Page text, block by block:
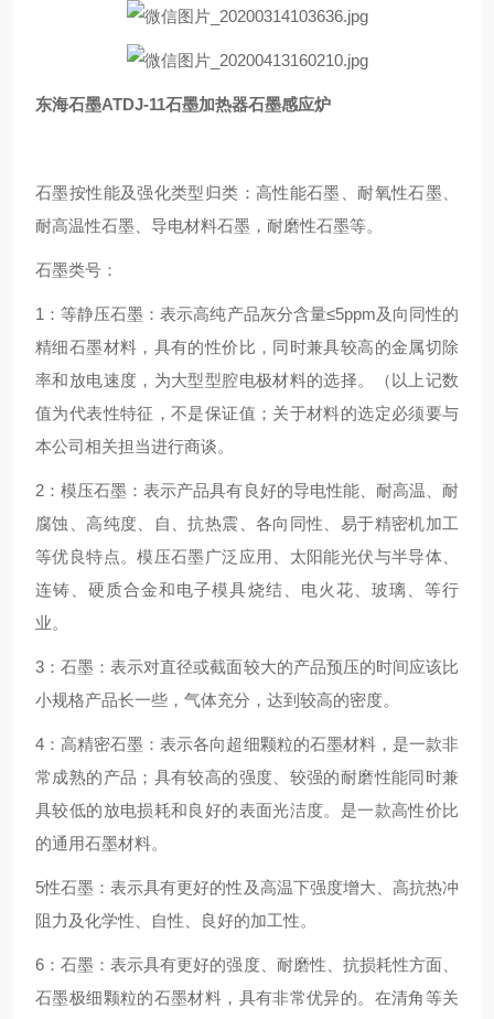
东海石墨ATDJ-11石墨加热器石墨感应炉
石墨按性能及强化类型归类：高性能石墨、耐氧性石墨、
耐高温性石墨、导电材料石墨，耐磨性石墨等。
石墨类号：
1：等静压石墨：表示高纯产品灰分含量≤5ppm及向同性的
精细石墨材料，具有的性价比，同时兼具较高的金属切除
率和放电速度，为大型型腔电极材料的选择。（以上记数
值为代表性特征，不是保证值；关于材料的选定必须要与
本公司相关担当进行商谈。
2：模压石墨：表示产品具有良好的导电性能、耐高温、耐
腐蚀、高纯度、自、抗热震、各向同性、易于精密机加工
等优良特点。模压石墨广泛应用、太阳能光伏与半导体、
连铸、硬质合金和电子模具烧结、电火花、玻璃、等行
业。
3：石墨：表示对直径或截面较大的产品预压的时间应该比
小规格产品长一些，气体充分，达到较高的密度。
4：高精密石墨：表示各向超细颗粒的石墨材料，是一款非
常成熟的产品；具有较高的强度、较强的耐磨性能同时兼
具较低的放电损耗和良好的表面光洁度。是一款高性价比
的通用石墨材料。
5性石墨：表示具有更好的性及高温下强度增大、高抗热冲
阻力及化学性、自性、良好的加工性。
6：石墨：表示具有更好的强度、耐磨性、抗损耗性方面、
石墨极细颗粒的石墨材料，具有非常优异的。在清角等关